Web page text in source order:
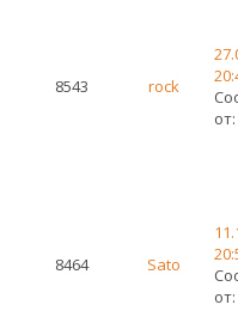
8543 rock
от:
8464 Sato
от: